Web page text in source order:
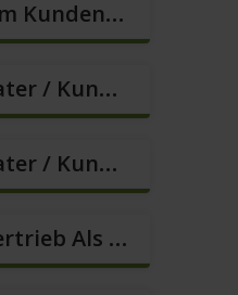
Mitarbeiter Im Kundenservice (Quereinstieg Möglich!) (m/w/d)
Verkaufsberater / Kundenberater In VZ/TZ (m/w/d)
Verkaufsberater / Kundenberater, Auch Ohne Ausbildung Möglich (m/w/d)
Berater Im Vertrieb Als Sofortanstellung (m/w/d)